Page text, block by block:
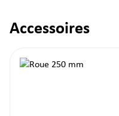
Ignorer la galerie de produits
Accessoires